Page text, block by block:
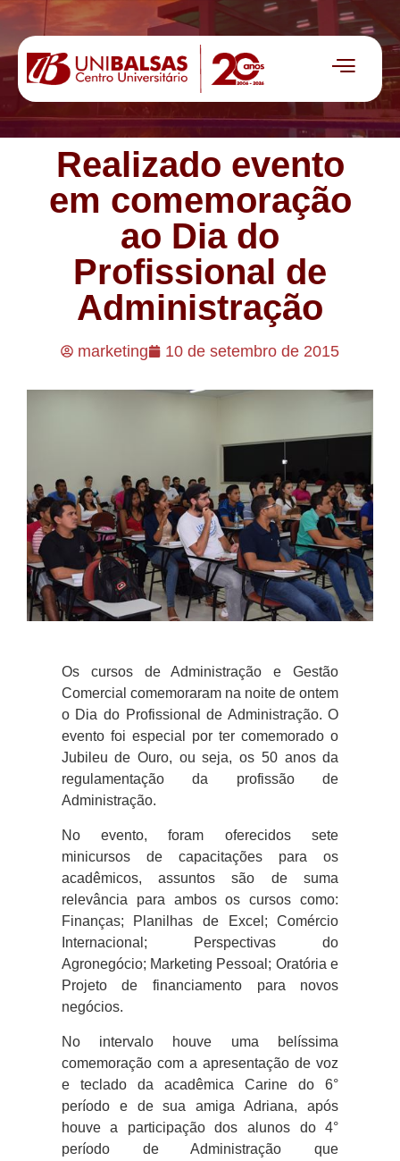
Realizado evento
em comemoração
ao Dia do
Profissional de
Administração
marketing 10 de setembro de 2015
Os cursos de Administração e Gestão
Comercial comemoraram na noite de ontem
o Dia do Profissional de Administração. O
evento foi especial por ter comemorado o
Jubileu de Ouro, ou seja, os 50 anos da
regulamentação da profissão de
Administração.
No evento, foram oferecidos sete
minicursos de capacitações para os
acadêmicos, assuntos são de suma
relevância para ambos os cursos como:
Finanças; Planilhas de Excel; Comércio
Internacional; Perspectivas do
Agronegócio; Marketing Pessoal; Oratória e
Projeto de financiamento para novos
negócios.
No intervalo houve uma belíssima
comemoração com a apresentação de voz
e teclado da acadêmica Carine do 6°
período e de sua amiga Adriana, após
houve a participação dos alunos do 4°
período de Administração que